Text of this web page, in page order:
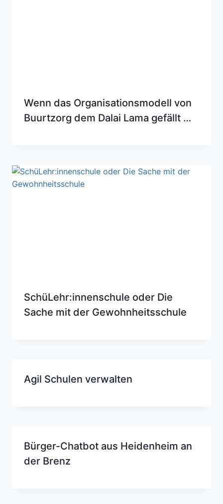
Wenn das Organisationsmodell von
Buurtzorg dem Dalai Lama gefällt …
SchüLehr:innenschule oder Die
Sache mit der Gewohnheitsschule
Agil Schulen verwalten
Bürger-Chatbot aus Heidenheim an
der Brenz